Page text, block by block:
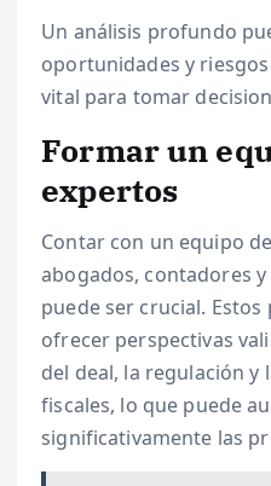
Un análisis profundo
oportunidades y
vital para tomar
Formar un
expertos
Contar con un equipo
abogados, contadores
puede ser crucial.
ofrecer perspectivas
del deal, la regulación y
fiscales, lo que puede
significativamente las